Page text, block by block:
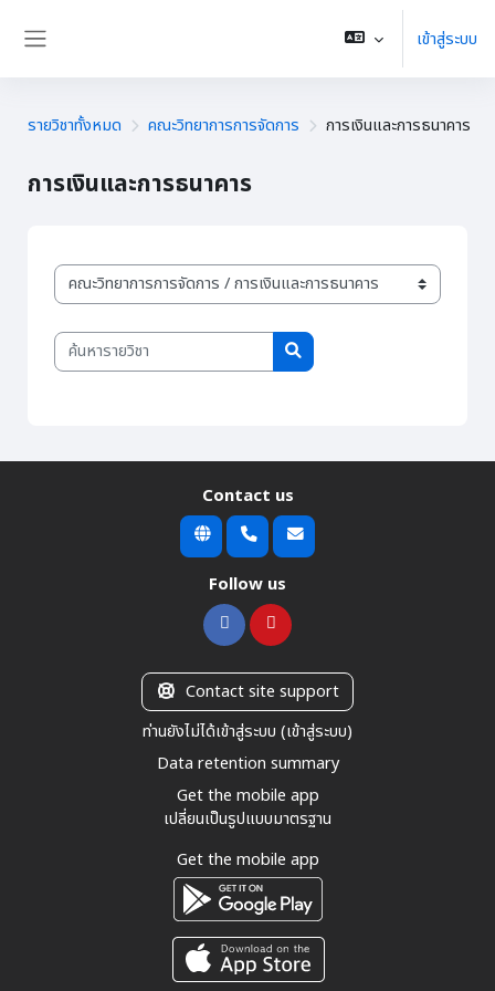
เข้าสู่ระบบ
รายวิชาทั้งหมด คณะวิทยาการการจัดการ การเงินและการธนาคาร
การเงินและการธนาคาร
ประเภทของรายวิชา
ค้นหารายวิชา
ค้นหารายวิชา
Contact us
Follow us
Contact site support
ท่านยังไม่ได้เข้าสู่ระบบ (เข้าสู่ระบบ)
Data retention summary
Get the mobile app
เปลี่ยนเป็นรูปแบบมาตรฐาน
Get the mobile app